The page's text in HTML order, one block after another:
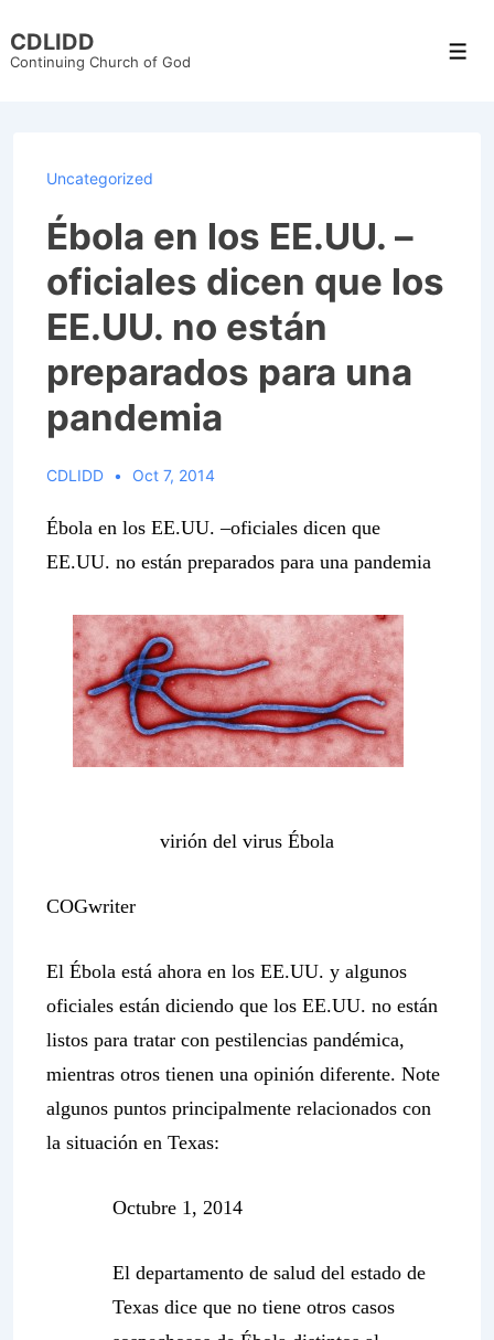
Skip
CDLIDD
Continuing Church of God
Uncategorized
Ébola en los EE.UU. –
oficiales dicen que los
EE.UU. no están
preparados para una
pandemia
CDLIDD Oct 7, 2014
Ébola en los EE.UU. –oficiales dicen que
EE.UU. no están preparados para una pandemia
virión del virus Ébola
COGwriter
El Ébola está ahora en los EE.UU. y algunos
oficiales están diciendo que los EE.UU. no están
listos para tratar con pestilencias pandémica,
mientras otros tienen una opinión diferente. Note
algunos puntos principalmente relacionados con
la situación en Texas:
Octubre 1, 2014
El departamento de salud del estado de
Texas dice que no tiene otros casos